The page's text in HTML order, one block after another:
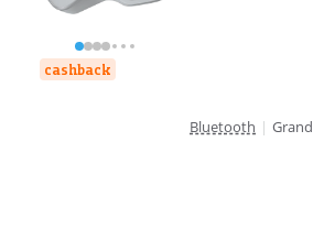
cashback
Bluetooth | Grand